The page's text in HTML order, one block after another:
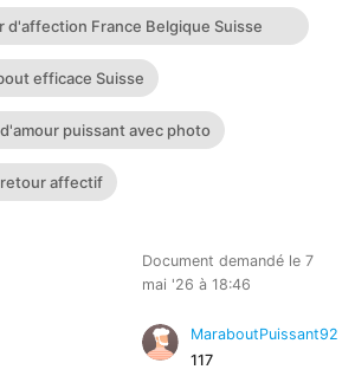
marabout
d'affection France Belgique Suisse
efficace Suisse
puissant avec photo
affectif
Document demandé le 7
mai '26 à 18:46
MaraboutPuissant92
117